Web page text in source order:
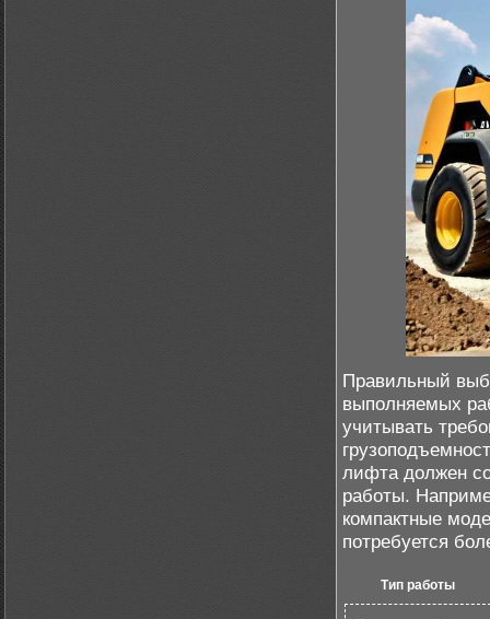
Правильный
выполняемых
учитывать
лифта должен
работы.
компактные
потребуется
Тип работы